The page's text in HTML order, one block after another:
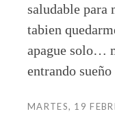
saludable para
tabien
apague solo…
entrando sueño
MARTES, 19